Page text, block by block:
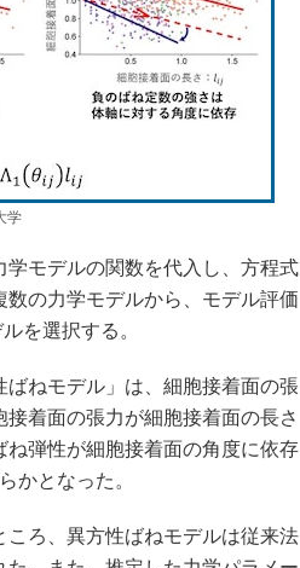
学
モデルの関数を代入し、方程式
の力学モデルから、モデル評価
を選択する。
ねモデル」は、細胞接着面の張
着面の張力が細胞接着面の長さ
弾性が細胞接着面の角度に依存
かとなった。
ろ、異方性ばねモデルは従来法